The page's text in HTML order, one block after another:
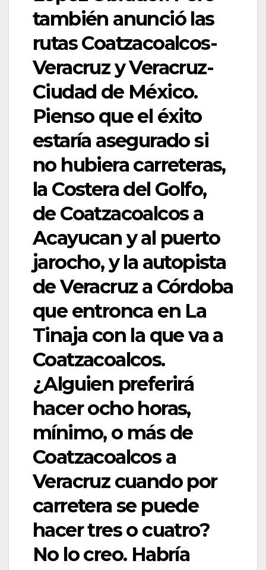
también anunció las
rutas Coatzacoalcos-
Veracruz y Veracruz-
Ciudad de México.
Pienso que el éxito
estaría asegurado si
no hubiera carreteras,
la Costera del Golfo,
de Coatzacoalcos a
Acayucan y al puerto
jarocho, y la autopista
de Veracruz a Córdoba
que entronca en La
Tinaja con la que va a
Coatzacoalcos.
¿Alguien preferirá
hacer ocho horas,
mínimo, o más de
Coatzacoalcos a
Veracruz cuando por
carretera se puede
hacer tres o cuatro?
No lo creo. Habría